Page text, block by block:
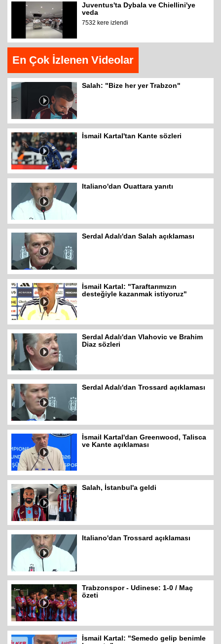
Juventus'ta Dybala ve Chiellini'ye
veda
7532 kere izlendi
En Çok İzlenen Videolar
Salah: "Bize her yer Trabzon"
İsmail Kartal'tan Kante sözleri
Italiano'dan Ouattara yanıtı
Serdal Adalı'dan Salah açıklaması
İsmail Kartal: "Taraftarımızın
desteğiyle kazanmak istiyoruz"
Serdal Adalı'dan Vlahovic ve Brahim
Diaz sözleri
Serdal Adalı'dan Trossard açıklaması
İsmail Kartal'dan Greenwood, Talisca
ve Kante açıklaması
Salah, İstanbul'a geldi
Italiano'dan Trossard açıklaması
Trabzonspor - Udinese: 1-0 / Maç
özeti
İsmail Kartal: "Semedo gelip benimle